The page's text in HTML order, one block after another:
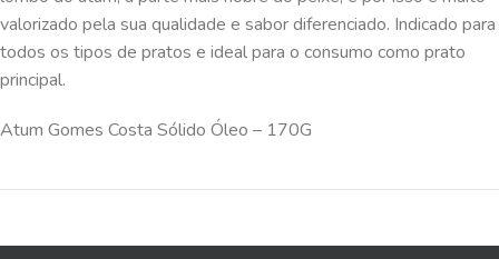
valorizado pela sua qualidade e sabor diferenciado. Indicado para
todos os tipos de pratos e ideal para o consumo como prato
principal.
Atum Gomes Costa Sólido Óleo – 170G